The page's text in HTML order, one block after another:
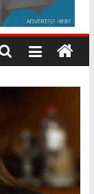
درب..
وتبقى
هي